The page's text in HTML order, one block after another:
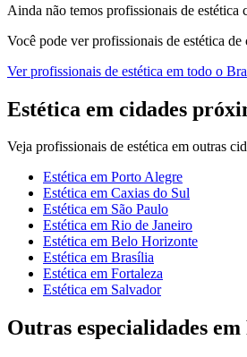
Ainda não temos profissionais de estética
Você pode verprofissionais de estética de
Verprofissionais de estética em todo o
Estética em cidades
Veja profissionais de estética em outras
Estética em Porto Alegre
Estética em Caxias do Sul
Estética em São Paulo
Estética em Rio de Janeiro
Estética em Belo Horizonte
Estética em Brasília
Estética em Fortaleza
Estética em Salvador
Outras especialidades em